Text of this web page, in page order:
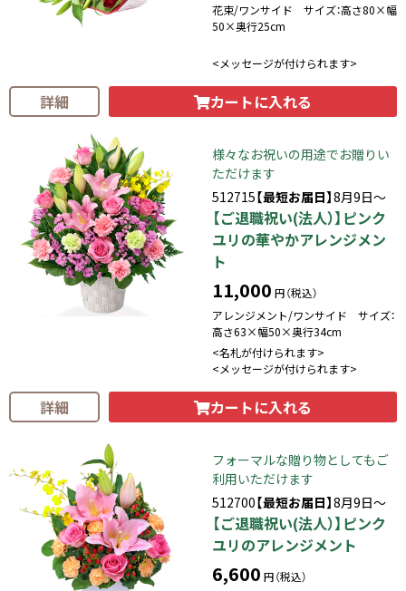
花束/ワンサイド サイズ：高さ80×幅
50×奥行25cm
<メッセージが付けられます>
詳細 カートに入れる
様々なお祝いの用途でお贈りい
ただけます
512715【最短お届日】8月9日～
【ご退職祝い(法人）】ピンク
ユリの華やかアレンジメン
ト
11,000 円（税込）
アレンジメント/ワンサイド サイズ：
高さ63×幅50×奥行34cm
<名札が付けられます>
<メッセージが付けられます>
詳細 カートに入れる
フォーマルな贈り物としてもご
利用いただけます
512700【最短お届日】8月9日～
【ご退職祝い(法人）】ピンク
ユリのアレンジメント
6,600 円（税込）